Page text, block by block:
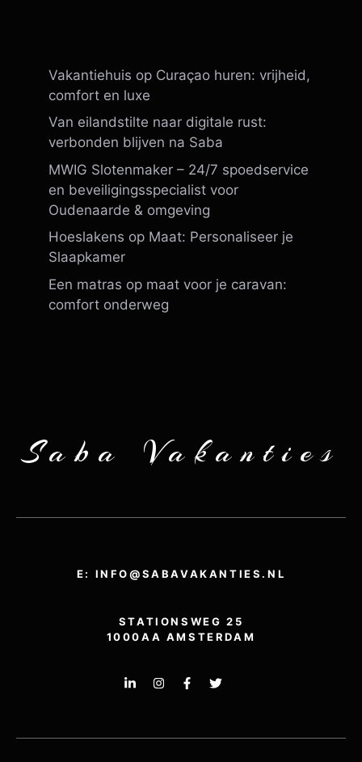
Vakantiehuis op Curaçao huren: vrijheid,
comfort en luxe
Van eilandstilte naar digitale rust:
verbonden blijven na Saba
MWIG Slotenmaker – 24/7 spoedservice
en beveiligingsspecialist voor
Oudenaarde & omgeving
Hoeslakens op Maat: Personaliseer je
Slaapkamer
Een matras op maat voor je caravan:
comfort onderweg
Saba Vakanties
E: INFO@SABAVAKANTIES.NL
STATIONSWEG 25
1000AA AMSTERDAM